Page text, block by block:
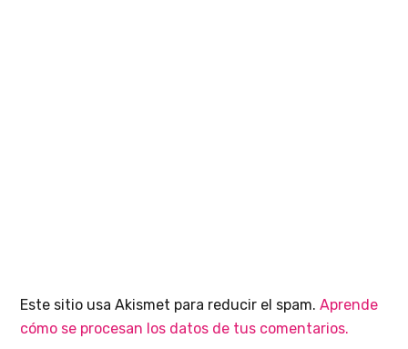
Este sitio usa Akismet para reducir el spam.Aprende
cómo se procesan los datos de tus comentarios.